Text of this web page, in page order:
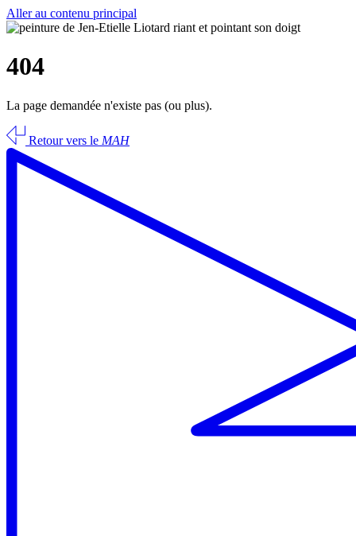
Aller au contenu principal
404
La page demandée n'existe pas (ou plus).
Retour vers le MAH